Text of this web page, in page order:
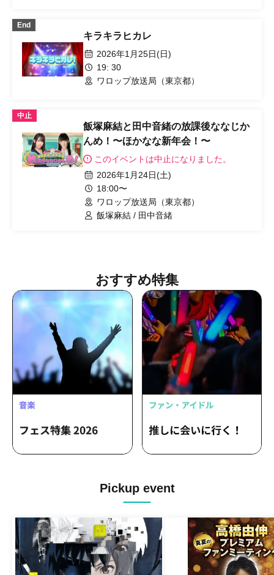
End
キラキラヒカレ
2026年1月25日(日)
19: 30
ワロップ放送局（東京都）
中止
飯塚麻結と田中音緒の放課後ななじか
んめ！〜ほかなな新年会！〜
このイベントは中止になりました。
2026年1月24日(土)
18:00〜
ワロップ放送局（東京都）
飯塚麻結 / 田中音緒
おすすめ特集
Pickup event